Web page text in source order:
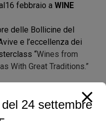
febbraio a WINE
delle Bollicine del
e l’eccellenza dei
“Wines from
With Great Traditions.”
24 settembre